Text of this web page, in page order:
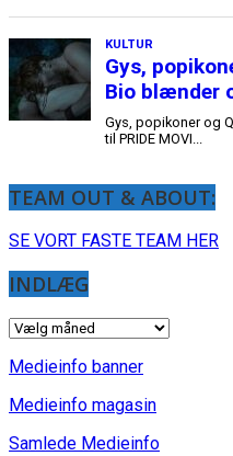
KULTUR
Gys,
Bio blænder
Gys, popikoner og
til PRIDE MOVI...
TEAM OUT & ABOUT:
SE VORT FASTE TEAM HER
INDLÆG
INDLÆG
Medieinfo banner
Medieinfo magasin
Samlede Medieinfo